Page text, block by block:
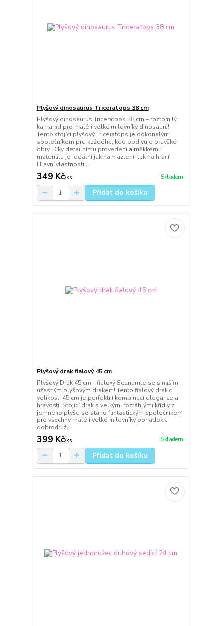
Plyšový dinosaurus Triceratops 38 cm
Plyšový dinosaurus Triceratops 38 cm – roztomilý
kamarád pro malé i velké milovníky dinosaurů!
Tento stojící plyšový Triceratops je dokonalým
společníkem pro každého, kdo obdivuje pravěké
obry. Díky detailnímu provedení a měkkému
materiálu je ideální jak na mazlení, tak na hraní.
Hlavní vlastnosti:...
349 Kč/ks Skladem
Přidat do košíku
Plyšový drak fialový 45 cm
Plyšový Drak 45 cm - fialový Seznamte se s naším
úžasným plyšovým drakem! Tento fialový drak o
velikosti 45 cm je perfektní kombinací elegance a
hravosti. Stojící drak s velkými roztáhlými křídly z
jemného plyše se stane fantastickým společníkem
pro všechny malé i velké milovníky pohádek a
dobrodruž...
399 Kč/ks Skladem
Přidat do košíku